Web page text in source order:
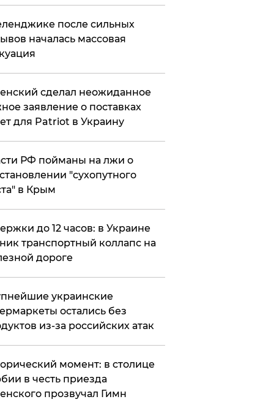
после сильных
началась массовая
сделал неожиданное
заявление о поставках
для Patriot в Украину
РФ пойманы на лжи о
"сухопутного
в Крым
до 12 часов: в Украине
транспортный коллапс на
дороге
украинские
остались без
из-за российских атак
момент: в столице
в честь приезда
прозвучал Гимн